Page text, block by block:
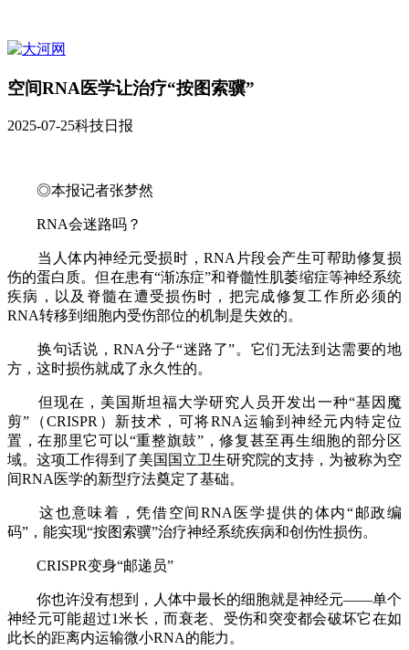
空间RNA医学让治疗“按图索骥”
2025-07-25科技日报
◎本报记者张梦然
RNA会迷路吗？
当人体内神经元受损时，RNA片段会产生可帮助修复损
伤的蛋白质。但在患有“渐冻症”和脊髓性肌萎缩症等神经系统
疾病，以及脊髓在遭受损伤时，把完成修复工作所必须的
RNA转移到细胞内受伤部位的机制是失效的。
换句话说，RNA分子“迷路了”。它们无法到达需要的地
方，这时损伤就成了永久性的。
但现在，美国斯坦福大学研究人员开发出一种“基因魔
剪”（CRISPR）新技术，可将RNA运输到神经元内特定位
置，在那里它可以“重整旗鼓”，修复甚至再生细胞的部分区
域。这项工作得到了美国国立卫生研究院的支持，为被称为空
间RNA医学的新型疗法奠定了基础。
这也意味着，凭借空间RNA医学提供的体内“邮政编
码”，能实现“按图索骥”治疗神经系统疾病和创伤性损伤。
CRISPR变身“邮递员”
你也许没有想到，人体中最长的细胞就是神经元——单个
神经元可能超过1米长，而衰老、受伤和突变都会破坏它在如
此长的距离内运输微小RNA的能力。